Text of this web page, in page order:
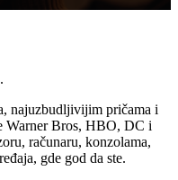
najuzbudljivijim pričama i
Warner Bros, HBO, DC i
računaru, konzolama,
gde god da ste.